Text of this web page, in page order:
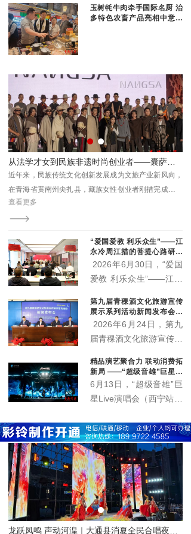
政企座谈交流会在玉树隆
生物科技有限公司总经理
王晓军、大魏盛唐（青
海）贸易有限公司副总经
理弓鸽出席活动。州直相
关部门、三江源国家公园
各园区管委会及基层代表
参加活动。
玉树牦牛肉牵手国际名厨 治
多特色农畜产品亮相中意丝
从法学才女到民族非遗时尚创业者——囊萨品牌主理人刚措的逐梦之路
近年来，民族传统文化创新发展成为文旅产业新风向，
在青海省黄南州尖扎县，藏族女性创业者刚措完成了一
次跨界蜕变：放弃法学专业的安稳路径，深耕藏地非遗
服饰创新，打造囊萨本土民族品牌，用心走好传统活
查看更多
“爱国爱教 利乐众生”——江
永冷周江措的菩提心路研讨
会在西宁举行 两部新作正式
2026年6月30日，“爱国
爱教 利乐众生”——江永
会在青海西宁顺利举办。
活动现场正式宣布，由江
永冷周江措躬身实践总结
路》《菩提心语·渡心
筏》两部著作正式出版发
行，为新时代藏传佛教中
提供鲜活范本。
第九届青稞酒文化旅游宣传
展示系列活动新闻发布会召
开 “土族风情美·青稞美酒
2026年6月24日，第九
届青稞酒文化旅游宣传展
互助县天佑德大酒店隆重
召开。本届活动以"土族
风情美·青稞美酒香"为主
精品演艺聚合力 联动消费拓
新局 ——“超级音雄”巨星演
唱会带动文旅市场持续升温
6月13日，“超级音雄”巨
星Live演唱会（西宁站）
办。演唱会立足丰富群众
精神文化生活、推动文旅
深度融合、激发城市消费
活力，以高规格阵容、高
标准服务、高效能保障，
为市民及游客呈现了一场
音乐盛宴，展现了高原古
城西宁的城市魅力与开放